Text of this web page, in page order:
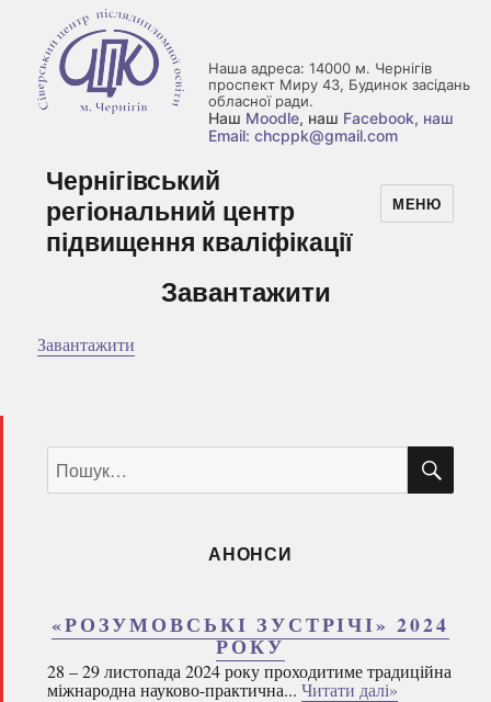
Наша адреса: 14000 м. Чернігів
проспект Миру 43, Будинок засідань
обласної ради.
Наш Moodle, наш Facebook, наш
Email: chcppk@gmail.com
Чернігівський
регіональний центр
підвищення кваліфікації
МЕНЮ
Завантажити
Завантажити
за
запитом:
АНОНСИ
«РОЗУМОВСЬКІ ЗУСТРІЧІ» 2024
РОКУ
28 – 29 листопада 2024 року проходитиме традиційна
міжнародна науково-практична... Читати далі»